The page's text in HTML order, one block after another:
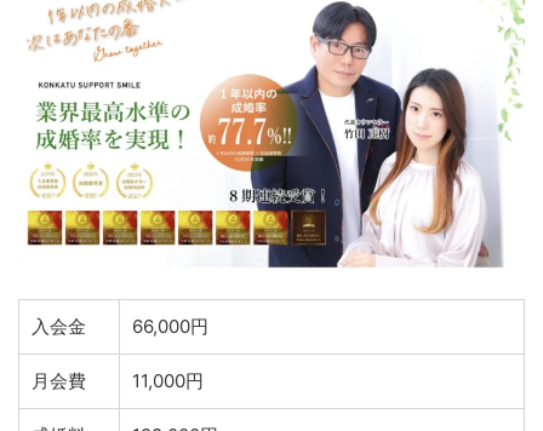
入会金 66,000円
月会費 11,000円